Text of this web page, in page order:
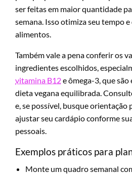
ser feitas em maior quantidade
semana. Isso otimiza seu tempo
alimentos.
Também vale a pena conferir os
ingredientes escolhidos,
vitamina B12e ômega-3, que são
dieta vegana equilibrada.
e, se possível, busque orientação
ajustar seu cardápio conforme
pessoais.
Exemplos práticos para
Monte um quadro semanal